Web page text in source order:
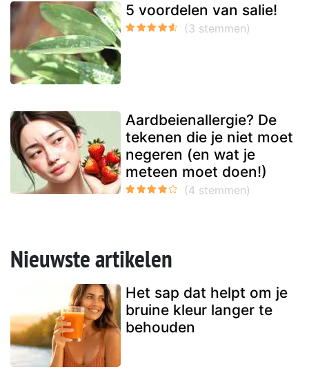
5 voordelen van salie!
Aardbeienallergie? De
tekenen die je niet moet
negeren (en wat je
meteen moet doen!)
Nieuwste artikelen
Het sap dat helpt om je
bruine kleur langer te
behouden